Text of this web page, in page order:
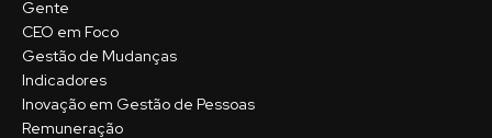
Gente
CEO em Foco
Gestão de Mudanças
Indicadores
Inovação em Gestão de Pessoas
Remuneração